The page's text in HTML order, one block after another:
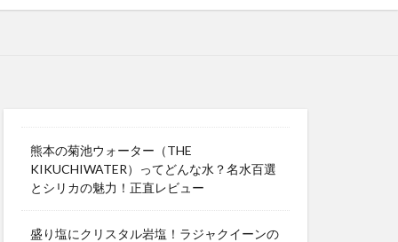
熊本の菊池ウォーター（THE
KIKUCHIWATER）ってどんな水？名水百選
とシリカの魅力！正直レビュー
盛り塩にクリスタル岩塩！ラジャクイーンの